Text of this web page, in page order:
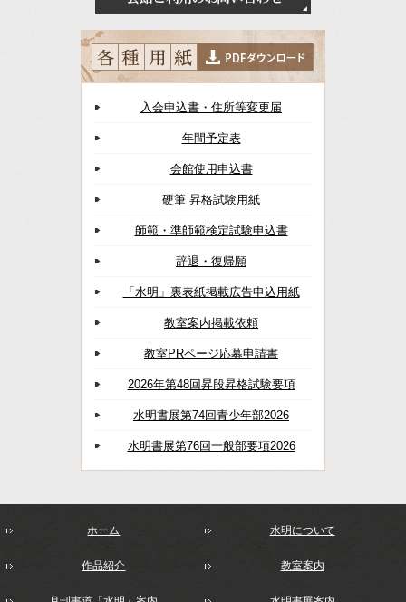
入会申込書・住所等変更届
年間予定表
会館使用申込書
硬筆 昇格試験用紙
師範・準師範検定試験申込書
辞退・復帰願
「水明」裏表紙掲載広告申込用紙
教室案内掲載依頼
教室PRページ応募申請書
2026年第48回昇段昇格試験要項
水明書展第74回青少年部2026
水明書展第76回一般部要項2026
ホーム 水明について
作品紹介 教室案内